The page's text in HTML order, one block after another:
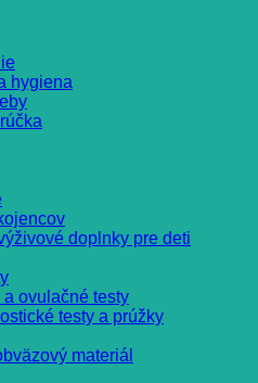
hygiena
doplnky pre deti
a ovulačné testy
testy a prúžky
materiál